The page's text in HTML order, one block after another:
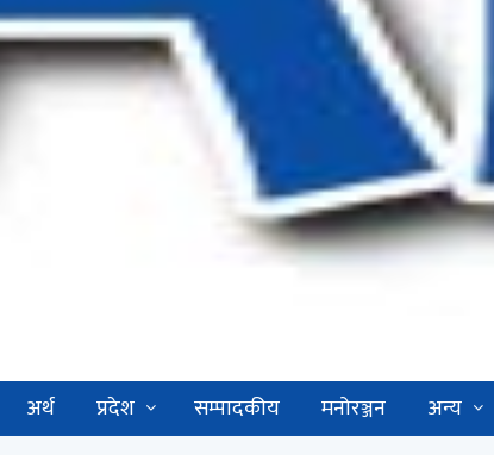
अर्थ प्रदेश सम्पादकीय मनोरञ्जन अन्य